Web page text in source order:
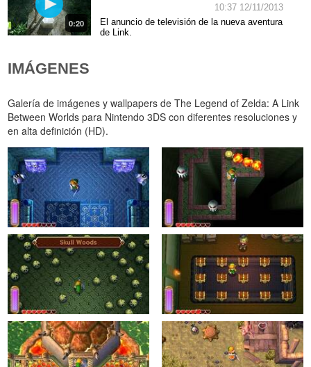
0:20
10:37 12/11/2013
El anuncio de televisión de la nueva aventura
de Link.
IMÁGENES
Galería de imágenes y wallpapers de The Legend of Zelda: A Link
Between Worlds para Nintendo 3DS con diferentes resoluciones y
en alta definición (HD).